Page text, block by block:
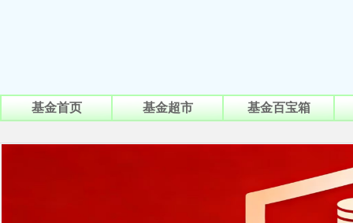
基金首页 基金超市 基金百宝箱